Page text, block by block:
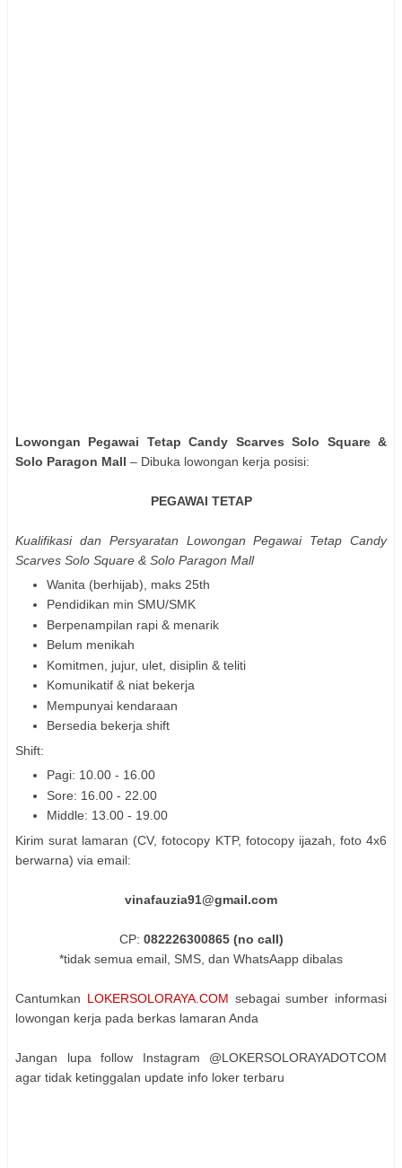
Lowongan Pegawai Tetap Candy Scarves Solo Square &
Solo Paragon Mall – Dibuka lowongan kerja posisi:
PEGAWAI TETAP
Kualifikasi dan Persyaratan Lowongan Pegawai Tetap Candy
Scarves Solo Square & Solo Paragon Mall
Wanita (berhijab), maks 25th
Pendidikan min SMU/SMK
Berpenampilan rapi & menarik
Belum menikah
Komitmen, jujur, ulet, disiplin & teliti
Komunikatif & niat bekerja
Mempunyai kendaraan
Bersedia bekerja shift
Shift:
Pagi: 10.00 - 16.00
Sore: 16.00 - 22.00
Middle: 13.00 - 19.00
Kirim surat lamaran (CV, fotocopy KTP, fotocopy ijazah, foto 4x6
berwarna) via email:
vinafauzia91@gmail.com
CP: 082226300865 (no call)
*tidak semua email, SMS, dan WhatsAapp dibalas
Cantumkan LOKERSOLORAYA.COM sebagai sumber informasi
lowongan kerja pada berkas lamaran Anda
Jangan lupa follow Instagram @LOKERSOLORAYADOTCOM
agar tidak ketinggalan update info loker terbaru